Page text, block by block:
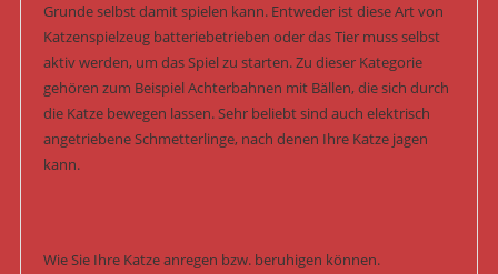
Grunde selbst damit spielen kann. Entweder ist diese Art von
Katzenspielzeug batteriebetrieben oder das Tier muss selbst
aktiv werden, um das Spiel zu starten. Zu dieser Kategorie
gehören zum Beispiel Achterbahnen mit Bällen, die sich durch
die Katze bewegen lassen. Sehr beliebt sind auch elektrisch
angetriebene Schmetterlinge, nach denen Ihre Katze jagen
kann.
Wie Sie Ihre Katze anregen bzw. beruhigen können.